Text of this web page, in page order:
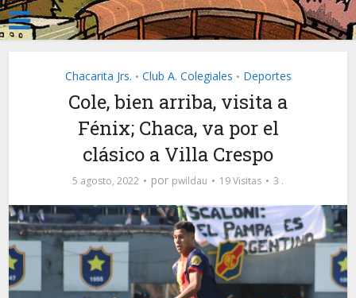
Chacarita Jrs. • Club A. Colegiales • Deportes
Cole, bien arriba, visita a
Fénix; Chaca, va por el
clásico a Villa Crespo
5 agosto, 2022 por pwildau 19 Visitas 3 .